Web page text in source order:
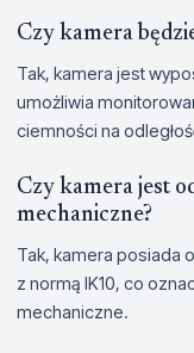
Czy kamera
Tak, kamera jest
umożliwia
ciemności na
Czy kamera jest
mechaniczne?
Tak, kamera posiada
z normą IK10, co
mechaniczne.